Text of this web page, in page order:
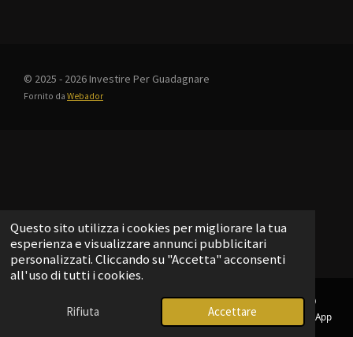
Questo sito utilizza i cookies per migliorare la tua
esperienza e visualizzare annunci pubblicitari
personalizzati. Cliccando su "Accetta" acconsenti
all'uso di tutti i cookies.
Rifiuta Accettare
© 2025 - 2026 Investire Per Guadagnare
Fornito da Webador
Telefono Telegram WhatsApp